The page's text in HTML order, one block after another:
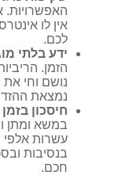
האפשרויות.
אין לו
לכם.
ידע בלתי
הזמן.
נושם וחי את
נמצאת
חיסכון
במשא ומתן
עשרות אלפי
בנסיבות
חכם.